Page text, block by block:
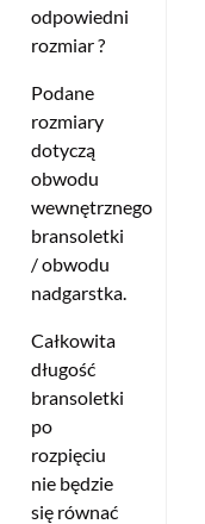
odpowiedni
rozmiar ?
Podane
rozmiary
dotyczą
obwodu
wewnętrznego
bransoletki
/ obwodu
nadgarstka.
Całkowita
długość
bransoletki
po
rozpięciu
nie będzie
się równać